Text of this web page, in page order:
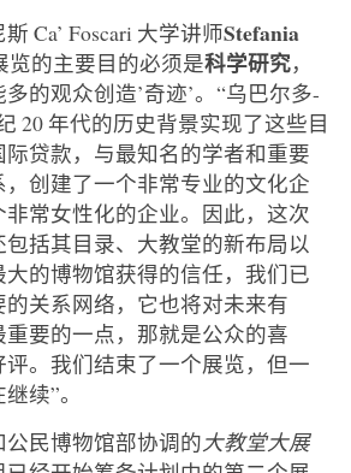
Ca’ Foscari 大学讲师Stefania
览的主要目的必须是科学研究，
的观众创造’奇迹’。“乌巴尔多-
20 年代的历史背景实现了这些目
贷款，与最知名的学者和重要
创建了一个非常专业的文化企
常女性化的企业。因此，这次
括其目录、大教堂的新布局以
的博物馆获得的信任，我们已
关系网络，它也将对未来有
要的一点，那就是公众的喜
。我们结束了一个展览，但一
续”。
民博物馆部协调的大教堂大展